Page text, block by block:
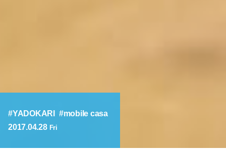
YADOKARI
mobile casa
2017.04.28 Fri